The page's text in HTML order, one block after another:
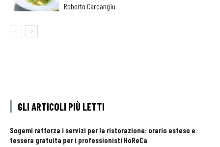
Roberto Carcangiu
GLI ARTICOLI PIÙ LETTI
Sogemi rafforza i servizi per la ristorazione: orario esteso e
tessera gratuita per i professionisti HoReCa